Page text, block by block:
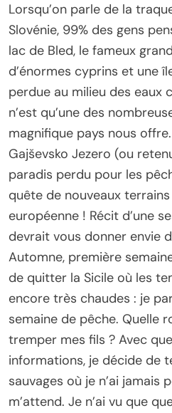
Lorsqu’on parle de la
Slovénie, 99% des gens
lac de Bled, le fameux
d’énormes cyprins et une
perdue au milieu des eaux
n’est qu’une des
magnifique pays nous
Gajševsko Jezero (ou
paradis perdu pour les
quête de nouveaux terrains
européenne ! Récit d’une
devrait vous donner envie
Automne, première
de quitter la Sicile où les
encore très chaudes : je
semaine de pêche. Quelle
tremper mes fils ? Avec
informations, je décide de
sauvages où je n’ai jamais
m’attend. Je n’ai vu que